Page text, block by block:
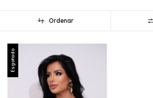
Ordenar
Esgotado